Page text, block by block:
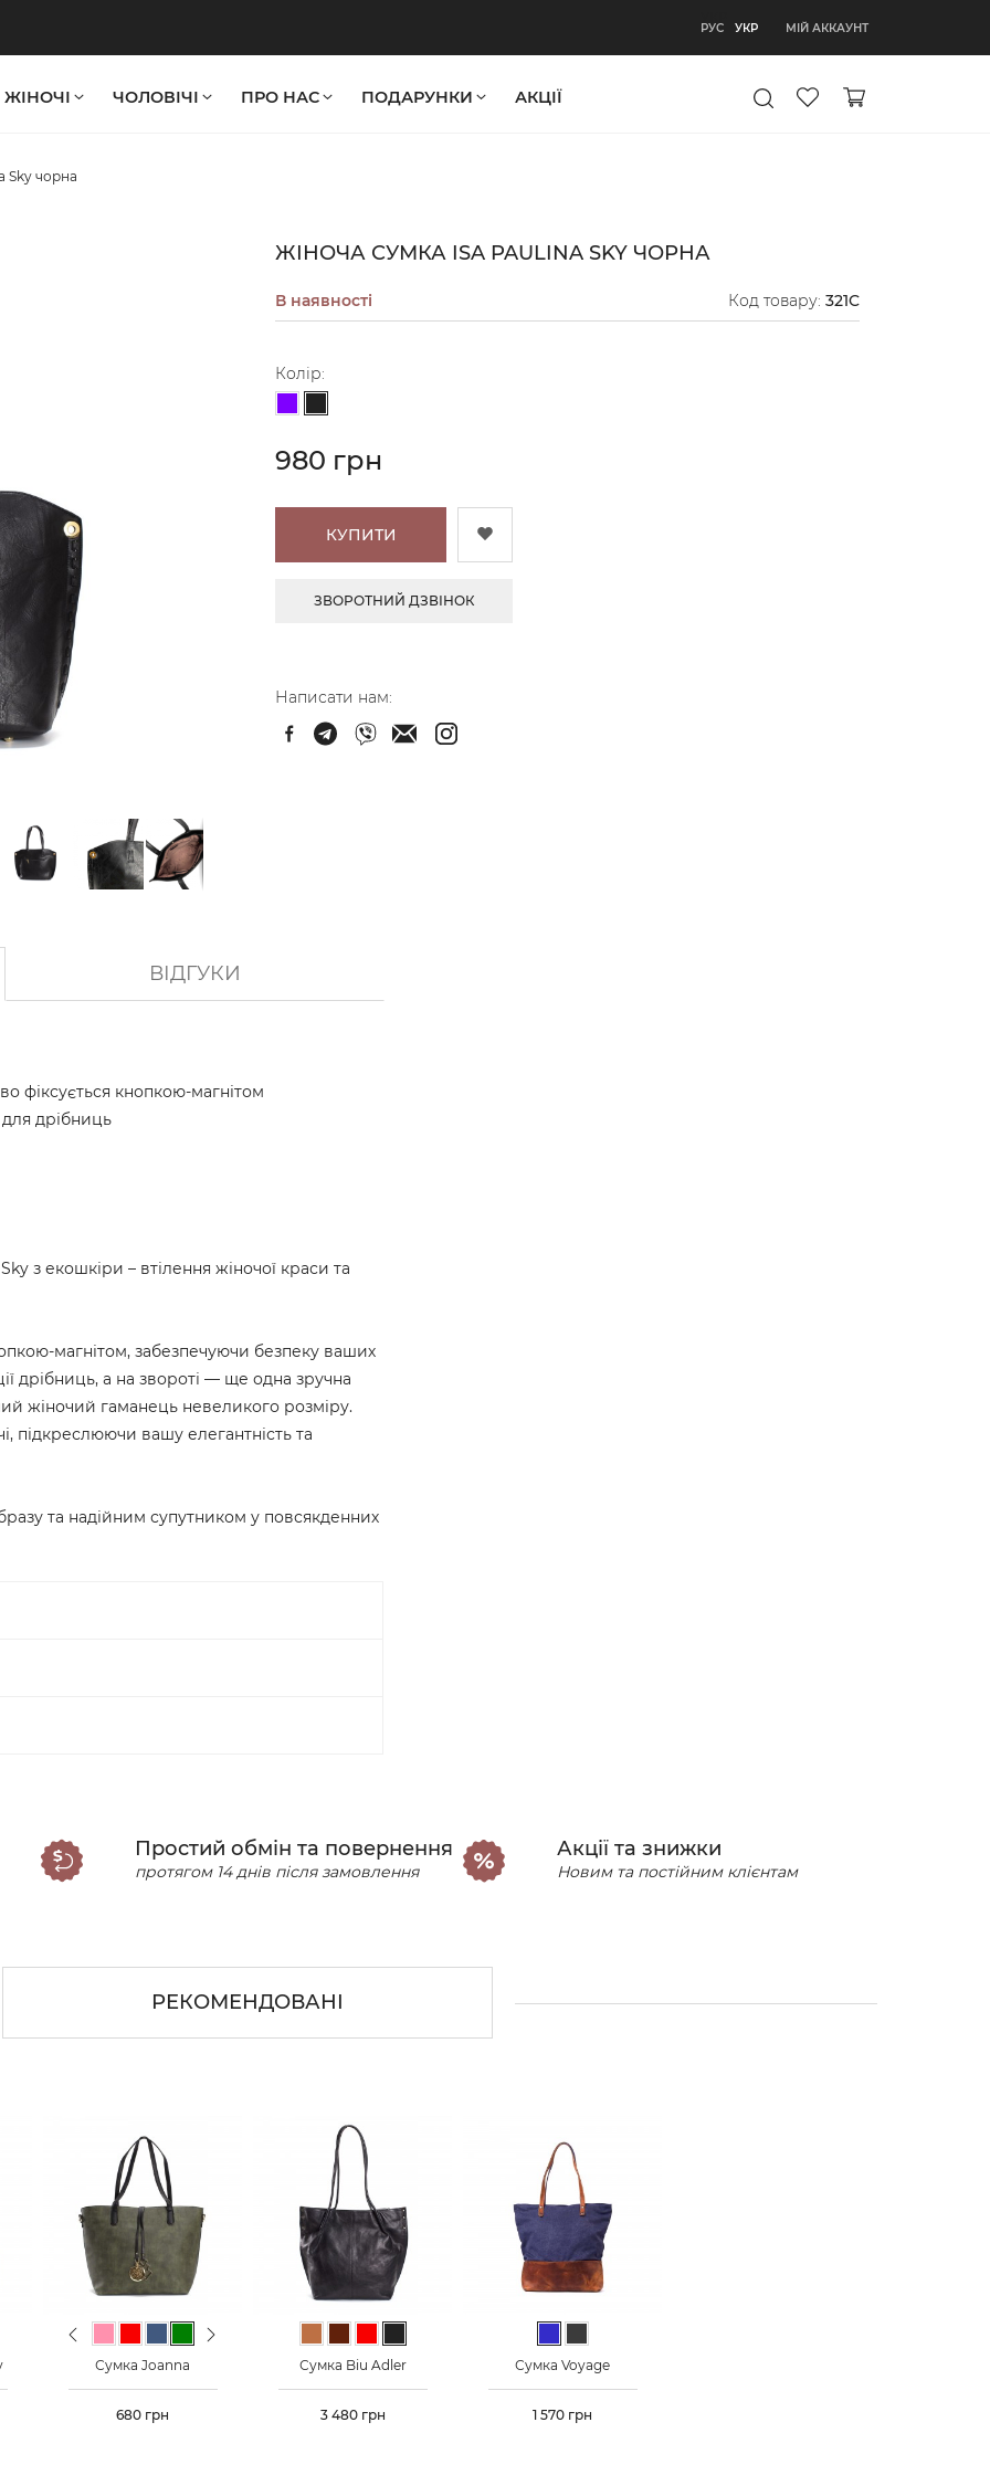
РУС УКР МІЙ АККАУНТ
ЖІНОЧІ ЧОЛОВІЧІ АКЦІЇ
ПРО НАС ПОДАРУНКИ
Sky чорна
ЖІНОЧА СУМКА ISA PAULINA SKY ЧОРНА
В наявності Код товару: 321C
Колір:
980 грн
КУПИТИ
ЗВОРОТНИЙ ДЗВІНОК
Написати нам:
ВІДГУКИ
фіксується кнопкою-магнітом
дрібниць
з екошкіри – втілення жіночої краси та
магнітом, забезпечуючи безпеку ваших
дрібниць, а на звороті — ще одна зручна
жіночий гаманець невеликого розміру.
підкреслюючи вашу елегантність та
та надійним супутником у повсякденних
Простий обмін та повернення
протягом 14 днів після замовлення
Акції та знижки
Новим та постійним клієнтам
РЕКОМЕНДОВАНІ
PreviousСвітло-коричневий
Світло-рожевий
Сіро-синій
Зелений
Сірий
Next
Сумка Joanna
Ціна
680 грн
Сумка Biu Adler
Ціна
3 480 грн
Сумка Voyage
Ціна
1 570 грн